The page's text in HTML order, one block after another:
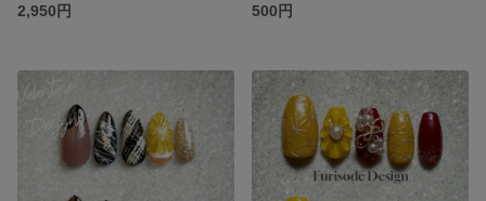
2,950円
500円